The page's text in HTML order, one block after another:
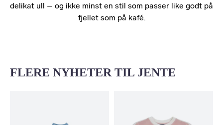
delikat ull – og ikke minst en stil som passer like godt på
fjellet som på kafé.
FLERE NYHETER TIL JENTE